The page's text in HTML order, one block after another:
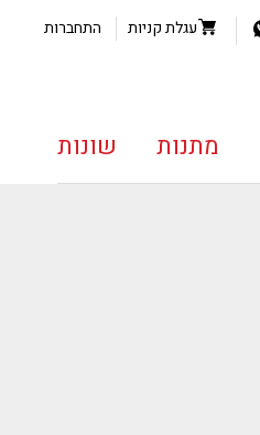
עגלת קניות התחברות
מתנות שונות